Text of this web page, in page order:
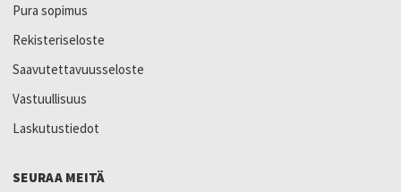
Pura sopimus
Rekisteriseloste
Saavutettavuusseloste
Vastuullisuus
Laskutustiedot
SEURAA MEITÄ